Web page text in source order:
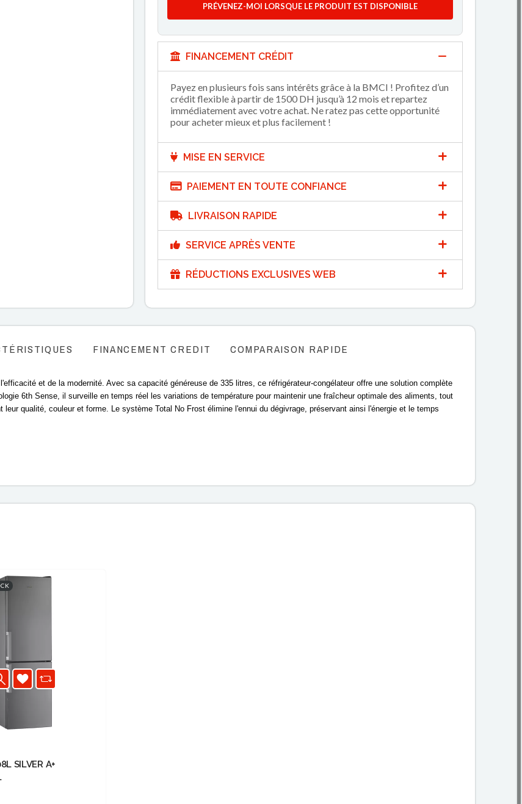
PRÉVENEZ-MOI LORSQUE LE PRODUIT EST DISPONIBLE
FINANCEMENT CRÉDIT
Payez en plusieurs fois sans intérêts grâce à la BMCI ! Profitez d’un
crédit flexible à partir de 1500 DH jusqu’à 12 mois et repartez
immédiatement avec votre achat. Ne ratez pas cette opportunité
pour acheter mieux et plus facilement !
MISE EN SERVICE
PAIEMENT EN TOUTE CONFIANCE
LIVRAISON RAPIDE
SERVICE APRÈS VENTE
RÉDUCTIONS EXCLUSIVES WEB
FINANCEMENT CREDIT COMPARAISON RAPIDE
et de la modernité. Avec sa capacité généreuse de 335 litres, ce réfrigérateur-congélateur offre une solution complète
6th Sense, il surveille en temps réel les variations de température pour maintenir une fraîcheur optimale des aliments, tout
qualité, couleur et forme. Le système Total No Frost élimine l'ennui du dégivrage, préservant ainsi l'énergie et le temps
SILVER A+